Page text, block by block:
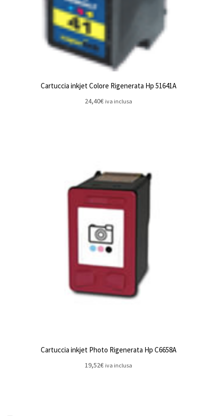
Cartuccia inkjet Colore Rigenerata Hp 51641A
24,40€ iva inclusa
Cartuccia inkjet Photo Rigenerata Hp C6658A
19,52€ iva inclusa